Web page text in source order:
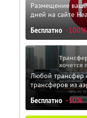
Размещение
дней на сайте
Бесплатно -100%
Любой трансфер
трансферов из
Бесплатно -10%